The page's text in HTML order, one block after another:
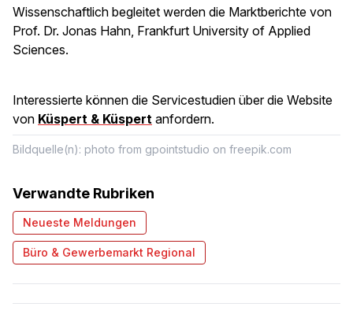
Wissenschaftlich begleitet werden die Marktberichte von
Prof. Dr. Jonas Hahn, Frankfurt University of Applied
Sciences.
Interessierte können die Servicestudien über die Website
von Küspert & Küspert anfordern.
Bildquelle(n): photo from gpointstudio on freepik.com
Verwandte Rubriken
Neueste Meldungen
Büro & Gewerbemarkt Regional